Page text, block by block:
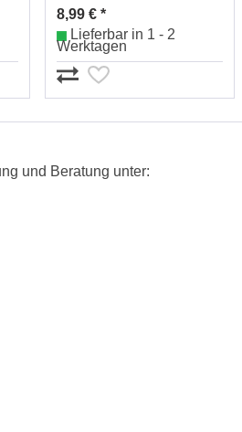
8,99 € *
Lieferbar in 1 - 2
Werktagen
und Beratung unter: